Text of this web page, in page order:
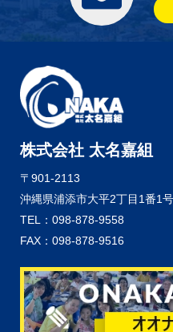
株式会社 太名嘉組
〒901-2113
沖縄県浦添市大平2丁目1番1号
TEL：098-878-9558
FAX：098-878-9516